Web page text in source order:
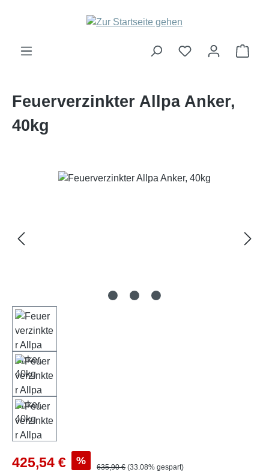
Zum Hauptinhalt springen
Feuerverzinkter Allpa Anker,
40kg
Bildergalerie überspringen
Verkaufspreis:
425,54 € % Regulärer Preis:
635,90 € (33.08% gespart)